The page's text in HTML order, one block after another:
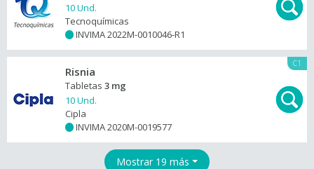
10 Und.
Tecnoquímicas
INVIMA 2022M-0010046-R1
C1
Risnia
Tabletas 3 mg
10 Und.
Cipla
INVIMA 2020M-0019577
Mostrar 19 más